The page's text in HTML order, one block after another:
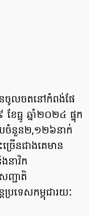
នចូលចតនៅកំពង់ផែ
ែធ្នូ ឆ្នាំ២០២៤ ផ្ទុក
បចំនួន២,១២៦នាក់
ើនជាងគេមាន
នាវិក
ជាតិ
រទេសកម្ពុជារយៈ